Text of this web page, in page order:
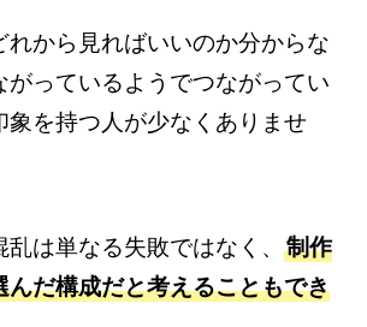
れから見ればいいのか分からな
がっているようでつながってい
象を持つ人が少なくありませ
乱は単なる失敗ではなく、 制作
んだ構成だと考えることもでき